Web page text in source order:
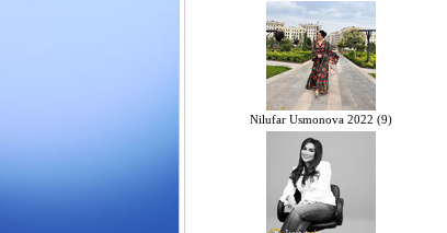
Nilufar Usmonova 2022 (9)